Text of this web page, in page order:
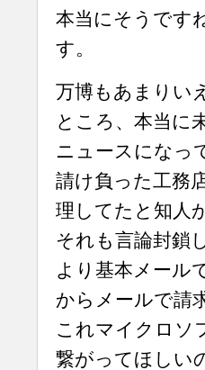
本当にそうです
す。
万博もあまりい
ところ、本当に
ニュースになっ
請け負った工務
理してたと知人
それも言論封鎖
より基本メール
からメールで請
これマイクロソ
繋がってほしい